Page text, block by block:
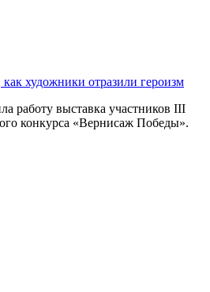
художники отразили героизм
работу выставка участников III
конкурса «Вернисаж Победы».